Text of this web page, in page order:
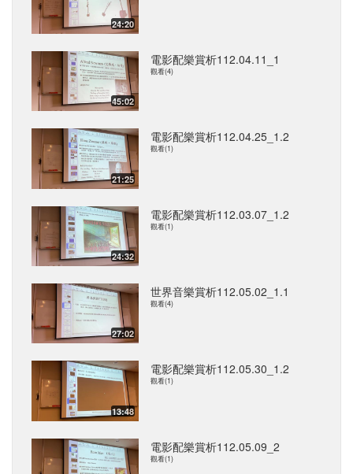
24:20
45:02
電影配樂賞析112.04.11_1
觀看(4)
21:25
電影配樂賞析112.04.25_1.2
觀看(1)
24:32
電影配樂賞析112.03.07_1.2
觀看(1)
27:02
世界音樂賞析112.05.02_1.1
觀看(4)
13:48
電影配樂賞析112.05.30_1.2
觀看(1)
電影配樂賞析112.05.09_2
觀看(1)